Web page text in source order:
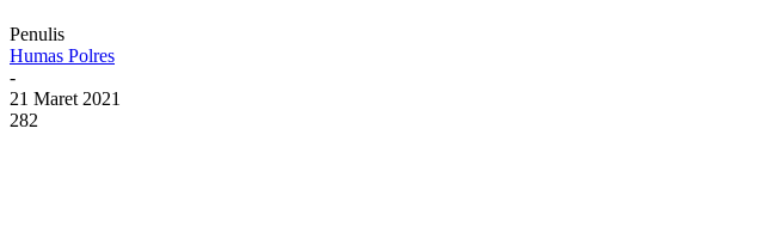
Penulis
Humas Polres
-
21 Maret 2021
282